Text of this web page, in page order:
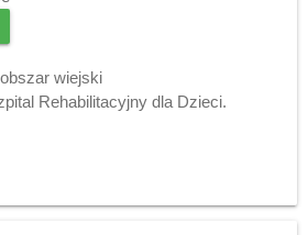
wiejski
Rehabilitacyjny dla Dzieci.